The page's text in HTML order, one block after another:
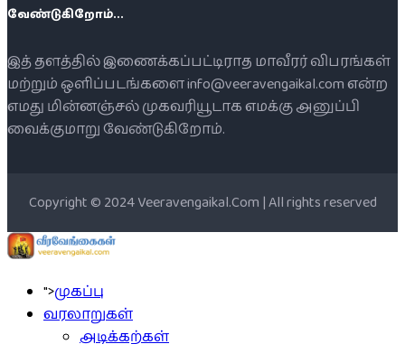
வேண்டுகிறோம்...
இத் தளத்தில் இணைக்கப்பட்டிராத மாவீரர் விபரங்கள்
மற்றும் ஒளிப்படங்களை info@veeravengaikal.com என்ற
எமது மின்னஞ்சல் முகவரியூடாக எமக்கு அனுப்பி
வைக்குமாறு வேண்டுகிறோம்.
Copyright © 2024 Veeravengaikal.Com | All rights reserved
">முகப்பு
வரலாறுகள்
அடிக்கற்கள்